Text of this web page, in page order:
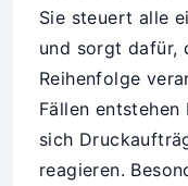
Sie steuert alle
und sorgt dafür,
Reihenfolge
Fällen entstehen
sich
reagieren.